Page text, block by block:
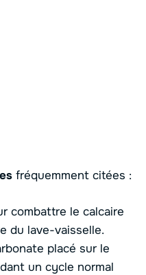
fréquemment citées :
combattre le calcaire
du lave-vaisselle.
placé sur le
un cycle normal